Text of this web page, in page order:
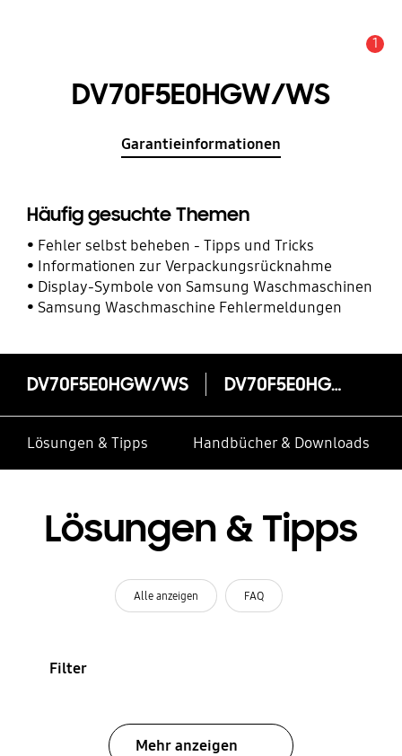
1
DV70F5E0HGW/WS
Garantieinformationen
Häufig gesuchte Themen
Fehler selbst beheben - Tipps und Tricks
Informationen zur Verpackungsrücknahme
Display-Symbole von Samsung Waschmaschinen
Samsung Waschmaschine Fehlermeldungen
DV70F5E0HGW/WS DV70F5E0HGW/WS
Lösungen & Tipps Handbücher & Downloads
Lösungen & Tipps
Alle anzeigen FAQ
Filter
Mehr anzeigen